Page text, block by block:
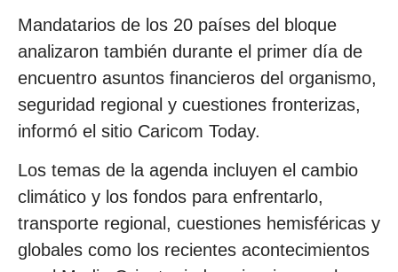
Mandatarios de los 20 países del bloque
analizaron también durante el primer día de
encuentro asuntos financieros del organismo,
seguridad regional y cuestiones fronterizas,
informó el sitio Caricom Today.
Los temas de la agenda incluyen el cambio
climático y los fondos para enfrentarlo,
transporte regional, cuestiones hemisféricas y
globales como los recientes acontecimientos